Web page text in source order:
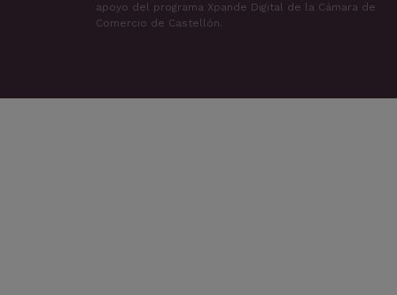
apoyo del programa Xpande Digital de la Cámara de
Comercio de Castellón.